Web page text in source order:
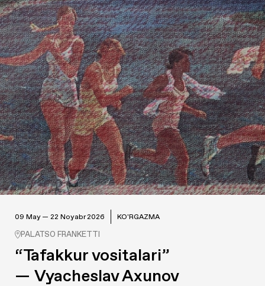
09 May — 22 Noyabr 2026 KO'RGAZMA
PALATSO FRANKETTI
“Tafakkur vositalari”
— Vyacheslav Axunov